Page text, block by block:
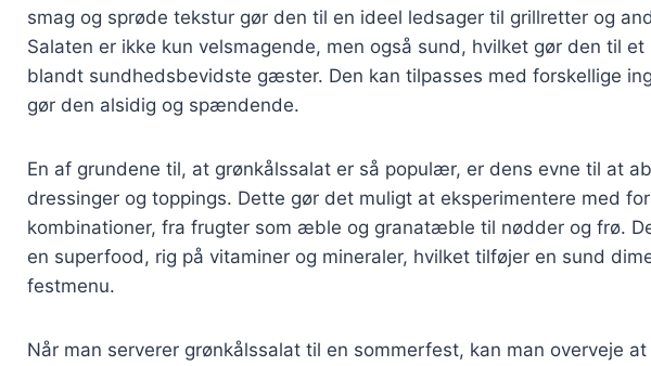
smag og sprøde tekstur gør den til en ideel ledsager til grillretter og
Salaten er ikke kun velsmagende, men også sund, hvilket gør den til
blandt sundhedsbevidste gæster. Den kan tilpasses med forskellige
gør den alsidig og spændende.
En af grundene til, at grønkålssalat er så populær, er dens evne til at
dressinger og toppings. Dette gør det muligt at eksperimentere med
kombinationer, fra frugter som æble og granatæble til nødder og frø.
en superfood, rig på vitaminer og mineraler, hvilket tilføjer en sund
festmenu.
Når man serverer grønkålssalat til en sommerfest, kan man overveje